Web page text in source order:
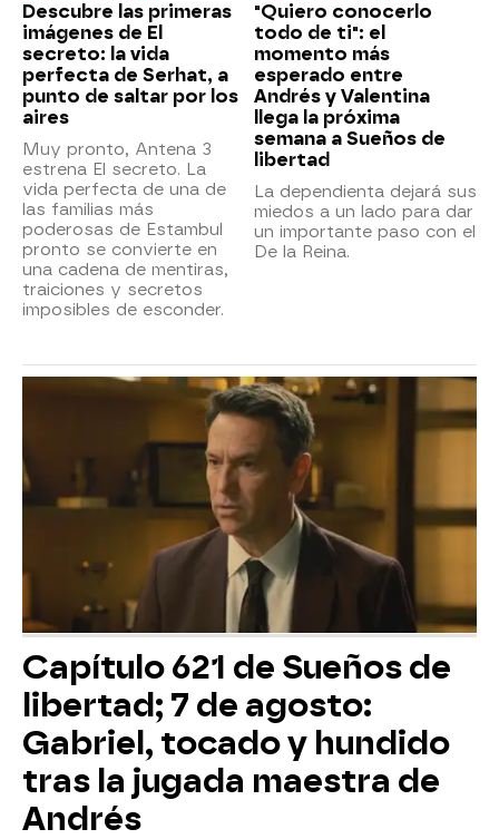
Descubre las primeras
imágenes de El
secreto: la vida
perfecta de Serhat, a
punto de saltar por los
aires
Muy pronto, Antena 3
estrena El secreto. La
vida perfecta de una de
las familias más
poderosas de Estambul
pronto se convierte en
una cadena de mentiras,
traiciones y secretos
imposibles de esconder.
"Quiero conocerlo
todo de ti": el
momento más
esperado entre
Andrés y Valentina
llega la próxima
semana a Sueños de
libertad
La dependienta dejará sus
miedos a un lado para dar
un importante paso con el
De la Reina.
Capítulo 621 de Sueños de
libertad; 7 de agosto:
Gabriel, tocado y hundido
tras la jugada maestra de
Andrés